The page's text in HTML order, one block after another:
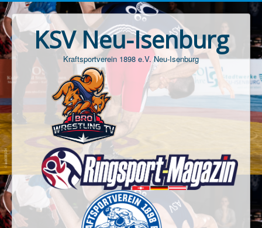
KSV Neu-Isenburg
Kraftsportverein 1898 e.V. Neu-Isenburg